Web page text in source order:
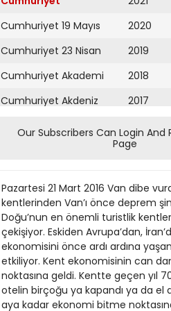
Cumhuriyet 19 Mayıs
Cumhuriyet 23 Nisan
Cumhuriyet Akademi
Cumhuriyet Akdeniz
Cumhuriyet Alışveriş
Cumhuriyet Ankara
Cumhuriyet Büyük
Taaruz
Cumhuriyet
Cumartesi
Cumhuriyet Çevre
2020
2019
2018
2017
2016
2015
2013
2012
2011
2010
2009
Our Subscribers Can Login And
Page
Pazartesi 21 Mart 2016 Van dibe vurduEDİTÖR:YENERKARADENİZ TASARIM:BAHADIRAKTAŞ ekonomi 7 Doğu’nun önde gelen turizm ve sanayi kentlerinden Van’ı önce deprem şimdi de çatışmalar vurdu. Van OSB’de üretim neredeyse durdu, 700 civarında esnaf kepenk kapattı Doğu’nun en önemli turistlik kentlerinden Van çatışmalar, komşu illerde yaşanan sokağa çıkma yasakları nedeniyle adeta can çekişiyor. Eskiden Avrupa’dan, İran’dan, Ermenistan’dan gelen turistlerin gezdiği sokaklarda şu anda panzerler duruyor. Kentin ekonomisini önce ardı ardına yaşanan depremler vurdu, şimdi de çatışmalar Van’ın hem soysal hem ekonomik hayatını olumsuz etkiliyor. Kent ekonomisinin can damarı 6 bin kişiye istihdam sağlayan Van Organize Sanayi Bölgesi’nde üretim neredeyse durma noktasına geldi. Kentte geçen yıl 700 civarında esnaf kepenk kapatmak zorunda kaldı. Kentte bulunan irili ufaklı 5 yıldızlı da dahil 60 otelin birçoğu ya kapandı ya da el değiştirdi. Van’da faaliyet gösteren birçok sanayici ve esnaf da çatışmalar böyle devam ederse 23 aya kadar ekonomi bitme noktasına gelir ifadesini kullandı. Akdamar Adası’nda geçen yıl güvenlik nedeniyle iptal edilen ayinin bu yıl da aynı gerekçeyle yapılmayacağı konuşuluyor. İlin şu andaki tek umudu ise İran’da başlayan Nevruz tatili nedeniyle Van’a akın olacağı beklentisi. En kötü dönem Van Gölü Havzası Turizm Derneği ve Ayanistur Yönetim Kurulu Başkanı Abdullah Tunçdemir, 19 yıldır bölgede turizmcilik yaptığını ancak hiç bu kadar kaygılı ve kötü bir dönem yaşamadığını belirterek, “Şu anda GAP turları tamamen bitti. Güneydoğu turları KISA...KISA n Türkiye genelinde 3 bini aşkın mağazası, kendine özgü markalarla büyüyen Şok Market, çocukların sevdiği kahramanlar Batman ve Superman’in ürünlerini raflarına taşıyor. 23 Mart’ta Batman ve Superman lisanslı askılı matara, pipetli bardak, kutu puzzle+hafıza oyunu Şok Market’lerde satışa sunulacak. n Demir İnşaat, 2326 Şubat’ta Tahran’da gerçekleştirilen İran Property Expo 2016’ya katıldı. Şirketin İstanbul Yakuplu’da başlayacak projesi de ilk olarak Tahran’da görücüye çıktı. Demir İnşaat Yönetim Kurulu Başkanı Hamit Demir, Nevruz tatilinde 150 İranlı misafirlerini ağırlamaya hazırlandıklarını söyledi. n Nobel Tüketici Sağlığı’nın en genç ürünü NBL Fish Oil Jr, “Yılın Seçilmiş Ürünü” Tüketici İnovasyon Ödülleri’nin Gıda Takviyeleri Kategorisi’ndeki sahibi oldu. için telefonlarımız bile çalmıyor. Burdan Karadeniz’e yılda 2025 tur yapabiliyordum şimdi yüzde 75 düşüş var” dedi. Van’ın İran